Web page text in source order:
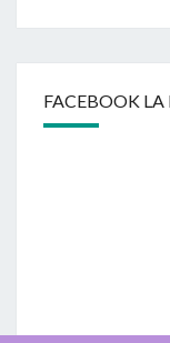
FACEBOOK LA